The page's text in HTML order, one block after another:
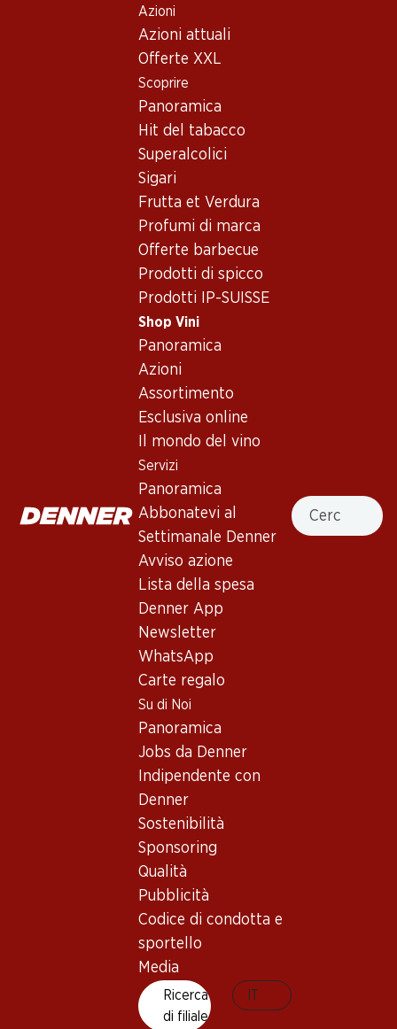
Azioni
Azioni attuali
Offerte XXL
Scoprire
Panoramica
Hit del tabacco
Superalcolici
Sigari
Frutta et Verdura
Profumi di marca
Offerte barbecue
Prodotti di spicco
Prodotti IP-SUISSE
Shop Vini
Panoramica
Azioni
Assortimento
Esclusiva online
Il mondo del vino
Servizi
Panoramica
Abbonatevi al
Settimanale Denner
Avviso azione
Lista della spesa
Denner App
Newsletter
WhatsApp
Carte regalo
Su di Noi
Panoramica
Jobs da Denner
Indipendente con
Denner
Sostenibilità
Sponsoring
Qualità
Pubblicità
Codice di condotta e
sportello
Media
Ricerca
di filiale
Cercare
Vino/champagne
Rioja
Marqués de Riscal Reserva Rioja DOCa
Fronte Retro Imballaggio
Marqués de Riscal Reserva Rioja
Rioja
Rosso rubino. Aroma di frutta secca e cannella. Al palato
risulta pieno, con una buona struttura e un finale persistente.
Buono a sapersi
Maturità di beva
Temperatura di beva
Impronta di CO2